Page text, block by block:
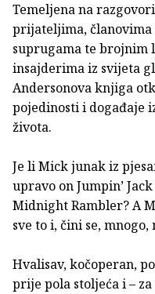
Temeljena na
prijateljima,
suprugama te brojnim
insajderima iz svijeta
Andersonova knjiga
pojedinosti i događaje
života.
Je li Mick junak iz
upravo on Jumpin’
Midnight Rambler? A
sve to i, čini se, mnogo,
Hvalisav, kočoperan,
prije pola stoljeća i –